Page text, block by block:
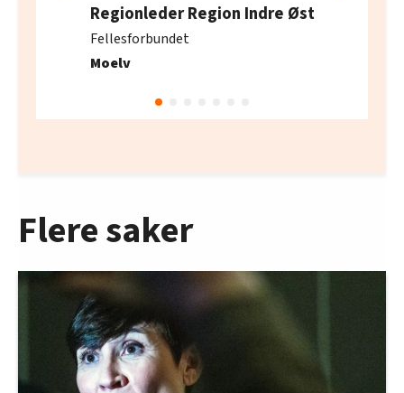
Regionleder Region Indre Øst
Fellesforbundet
Moelv
Flere saker